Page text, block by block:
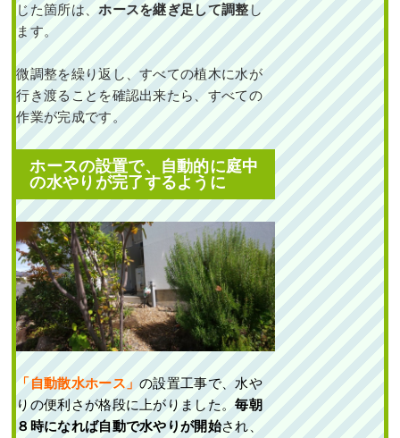
北向きの植 ...
2024年5月29日/ 大阪市大正区,植
栽, 大阪市,大阪府,ソヨゴ ,常緑樹
サ行, 一戸建て
新築一戸建ての植栽エ
リアにエゴノキ・ハナ
ミズキ・ヒメシャリン
バイなどを植えた事例
｜大阪市都島区K様
植栽エリア ...
続きを読む
じた箇所は、ホースを継ぎ足して調整 し
ます。
微調整を繰り返し、すべての植木に水が
行き渡ることを確認出来たら、すべての
作業が完成です。
ホースの設置で、自動的に庭中
の水やりが完了するように
「自動散水ホース」の設置工事で、水や
りの便利さが格段に上がりました。毎朝
８時になれば自動で水やりが開始され、